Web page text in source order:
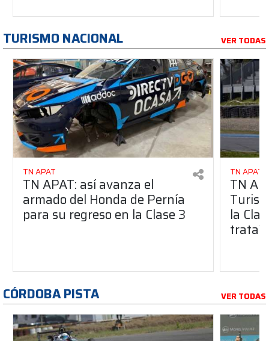
TURISMO NACIONAL VER TODAS
TN APAT
TN APAT: así avanza el
armado del Honda de Pernía
para su regreso en la Clase 3
TN APAT
TN
la
trata?
CÓRDOBA PISTA VER TODAS